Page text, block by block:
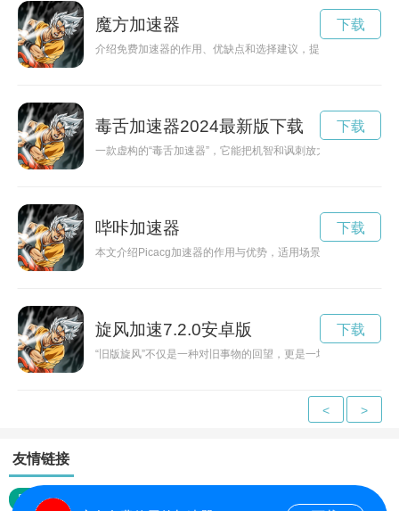
魔方加速器
介绍免费加速器的作用、优缺点和选择建议，提醒用户注意隐
下载
毒舌加速器2024最新版下载
一款虚构的“毒舌加速器”，它能把机智和讽刺放大为社交能量
下载
哔咔加速器
本文介绍Picacg加速器的作用与优势，适用场景与使用建议，
下载
旋风加速7.2.0安卓版
“旧版旋风”不仅是一种对旧事物的回望，更是一场关于记忆、
下载
< >
友情链接
网站地图